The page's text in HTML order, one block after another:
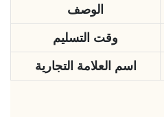
الوصف
وقت التسليم
اسم العلامة التجارية